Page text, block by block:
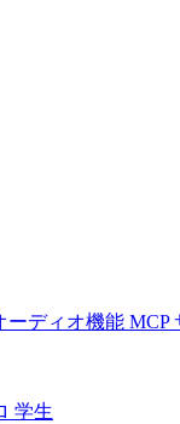
ーディオ機能 MCP
学生